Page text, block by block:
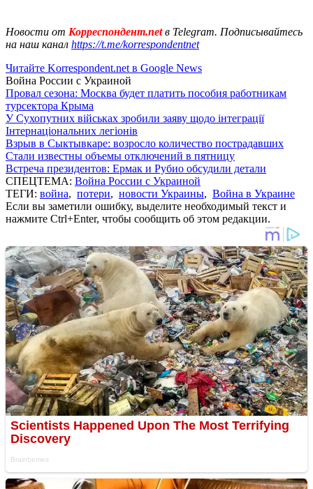
Новости от Корреспондент.netв Telegram. Подписывайтесь
на наш канал https://t.me/korrespondentnet
Читайте Korrespondent.net в Google News
Война России с Украиной
Провал сезона: Москва будет платить пособия работникам
турсектора Крыма
У Сухопутних військах зробили заяву щодо інтеграції
Інтернаціональних легіонів
Взрыв в Сыктывкаре: возросло количество пострадавших
Стали известны объемы отключений в пятницу
Встреча президентов: Ермак и Рубио обсудили детали
СПЕЦТЕМА: Война России с Украиной
ТЕГИ: война, потери, новости Украины, Война в Украине
Если вы заметили ошибку, выделите необходимый текст и
нажмите Ctrl+Enter, чтобы сообщить об этом редакции.